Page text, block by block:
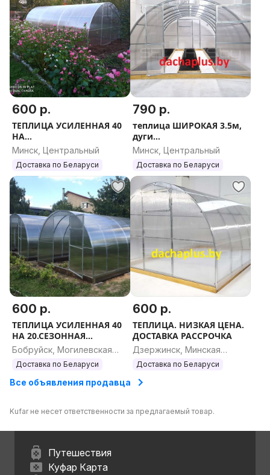
600 р.
ТЕПЛИЦА УСИЛЕННАЯ 40
НА
20.РАСПРОДАЖА.ДОСТАВК
А БЕСПЛАТНО
Минск, Центральный
Доставка по Беларуси
790 р.
теплица ШИРОКАЯ 3.5м,
дуги
40на20,шаг67,РАССРОЧКА
Минск, Центральный
Доставка по Беларуси
600 р.
ТЕПЛИЦА УСИЛЕННАЯ 40
НА 20.СЕЗОННАЯ
РАСПРОДАЖА
Бобруйск, Могилевская
область
Доставка по Беларуси
600 р.
ТЕПЛИЦА. НИЗКАЯ ЦЕНА.
ДОСТАВКА РАССРОЧКА
Дзержинск, Минская
область
Доставка по Беларуси
Все объявления продавца
Kufar не несет ответственности за предлагаемый товар.
Путешествия
Куфар Карта